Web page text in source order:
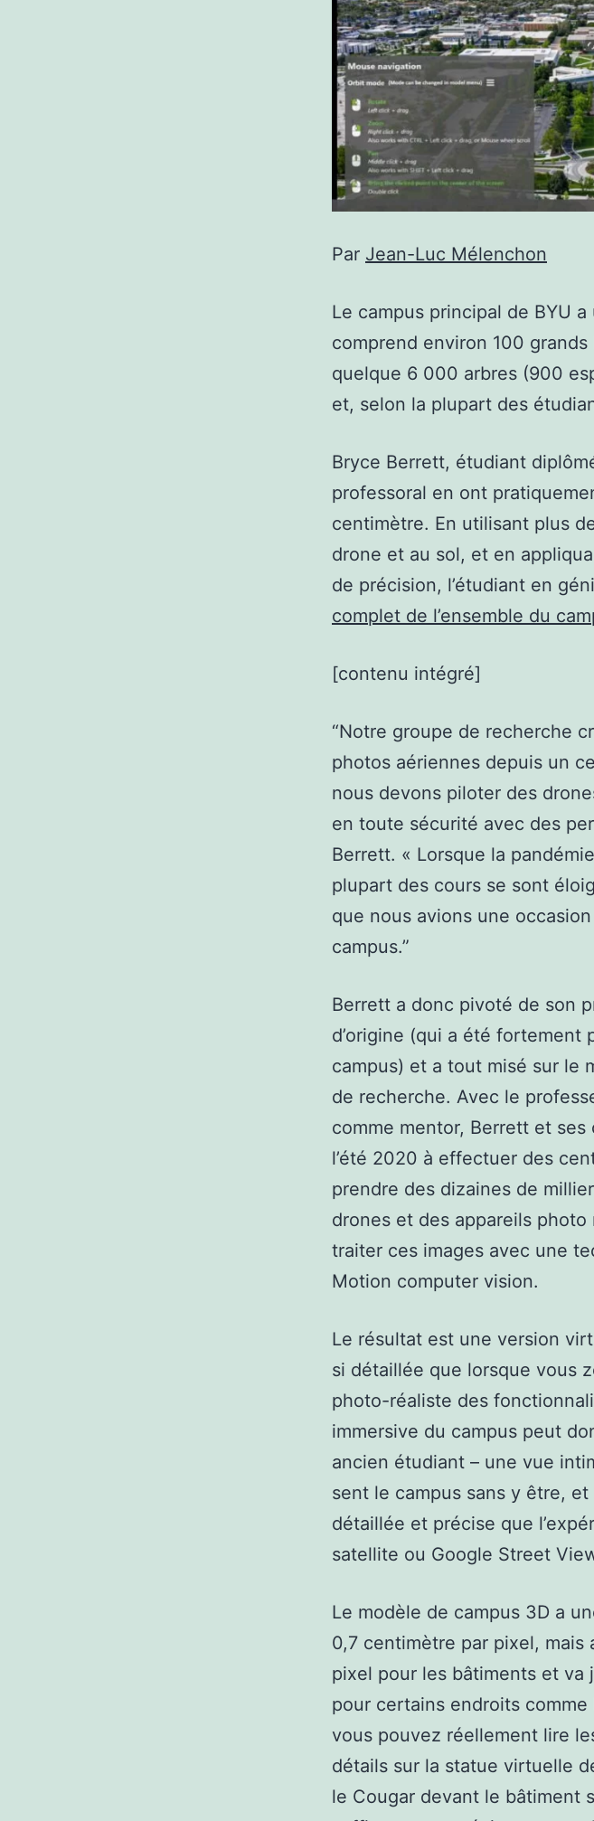
Par Jean-Luc Mélenchon
Le campus principal de BYU
comprend environ 100
quelque 6 000 arbres (900
et, selon la plupart des
Bryce Berrett, étudiant
professoral en ont
centimètre. En utilisant plus
drone et au sol, et en
de précision, l’étudiant en
complet de l’ensemble du
[contenu intégré]
“Notre groupe de recherche
photos aériennes depuis un
nous devons piloter des
en toute sécurité avec des
Berrett. « Lorsque la
plupart des cours se sont
que nous avions une
campus.”
Berrett a donc pivoté de son
d’origine (qui a été fortement
campus) et a tout misé sur le
de recherche. Avec le
comme mentor, Berrett et ses
l’été 2020 à effectuer des
prendre des dizaines de
drones et des appareils
traiter ces images avec une
Motion computer vision.
Le résultat est une version
si détaillée que lorsque vous
photo-réaliste des
immersive du campus peut
ancien étudiant – une vue
sent le campus sans y être,
détaillée et précise que
satellite ou Google Street
Le modèle de campus 3D a
0,7 centimètre par pixel,
pixel pour les bâtiments et va
pour certains endroits
vous pouvez réellement lire
détails sur la statue virtuelle
le Cougar devant le bâtiment